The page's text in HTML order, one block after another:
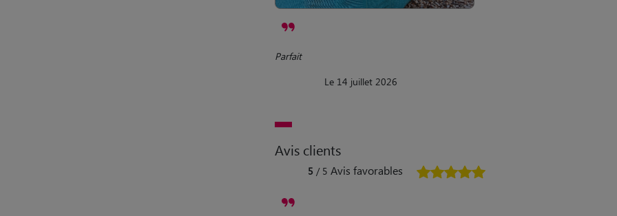
Parfait
Le 14 juillet 2026
Avis clients
5 / 5 Avis favorables